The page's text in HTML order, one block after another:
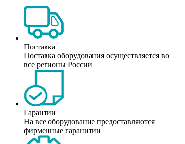
Поставка
Поставка оборудования осуществляется во
все регионы России
Гарантии
На все оборудование предоставляются
фирменные гаранитии